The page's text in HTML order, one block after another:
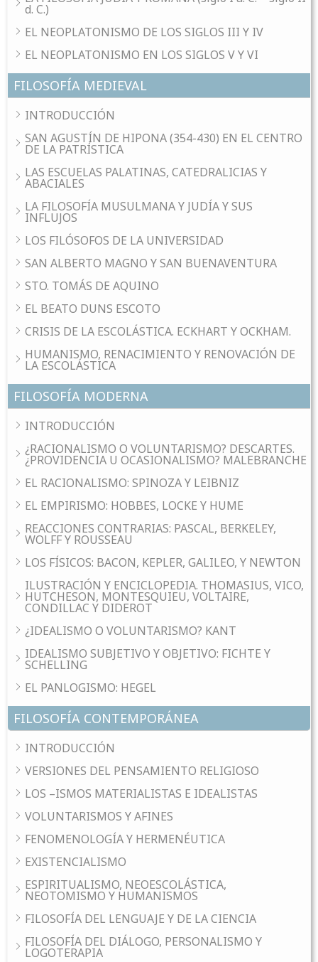
d. C.)
EL NEOPLATONISMO DE LOS SIGLOS III Y IV
EL NEOPLATONISMO EN LOS SIGLOS V Y VI
FILOSOFÍA MEDIEVAL
INTRODUCCIÓN
SAN AGUSTÍN DE HIPONA (354-430) EN EL CENTRO
DE LA PATRÍSTICA
LAS ESCUELAS PALATINAS, CATEDRALICIAS Y
ABACIALES
LA FILOSOFÍA MUSULMANA Y JUDÍA Y SUS
INFLUJOS
LOS FILÓSOFOS DE LA UNIVERSIDAD
SAN ALBERTO MAGNO Y SAN BUENAVENTURA
STO. TOMÁS DE AQUINO
EL BEATO DUNS ESCOTO
CRISIS DE LA ESCOLÁSTICA. ECKHART Y OCKHAM.
HUMANISMO, RENACIMIENTO Y RENOVACIÓN DE
LA ESCOLÁSTICA
FILOSOFÍA MODERNA
INTRODUCCIÓN
¿RACIONALISMO O VOLUNTARISMO? DESCARTES.
¿PROVIDENCIA U OCASIONALISMO? MALEBRANCHE
EL RACIONALISMO: SPINOZA Y LEIBNIZ
EL EMPIRISMO: HOBBES, LOCKE Y HUME
REACCIONES CONTRARIAS: PASCAL, BERKELEY,
WOLFF Y ROUSSEAU
LOS FÍSICOS: BACON, KEPLER, GALILEO, Y NEWTON
ILUSTRACIÓN Y ENCICLOPEDIA. THOMASIUS, VICO,
HUTCHESON, MONTESQUIEU, VOLTAIRE,
CONDILLAC Y DIDEROT
¿IDEALISMO O VOLUNTARISMO? KANT
IDEALISMO SUBJETIVO Y OBJETIVO: FICHTE Y
SCHELLING
EL PANLOGISMO: HEGEL
FILOSOFÍA CONTEMPORÁNEA
INTRODUCCIÓN
VERSIONES DEL PENSAMIENTO RELIGIOSO
LOS –ISMOS MATERIALISTAS E IDEALISTAS
VOLUNTARISMOS Y AFINES
FENOMENOLOGÍA Y HERMENÉUTICA
EXISTENCIALISMO
ESPIRITUALISMO, NEOESCOLÁSTICA,
NEOTOMISMO Y HUMANISMOS
FILOSOFÍA DEL LENGUAJE Y DE LA CIENCIA
FILOSOFÍA DEL DIÁLOGO, PERSONALISMO Y
LOGOTERAPIA